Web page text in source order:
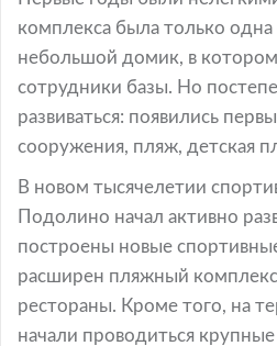
комплекса была только
небольшой домик, в
сотрудники базы. Но
развиваться: появились
сооружения, пляж, детская
В новом тысячелетии
Подолино начал активно
построены новые
расширен пляжный
рестораны. Кроме того, на
начали проводиться